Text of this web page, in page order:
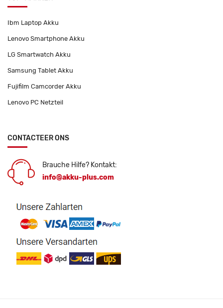
Ibm Laptop Akku
Lenovo Smartphone Akku
LG Smartwatch Akku
Samsung Tablet Akku
Fujifilm Camcorder Akku
Lenovo PC Netzteil
CONTACTEER ONS
Brauche Hilfe? Kontakt:
info@akku-plus.com